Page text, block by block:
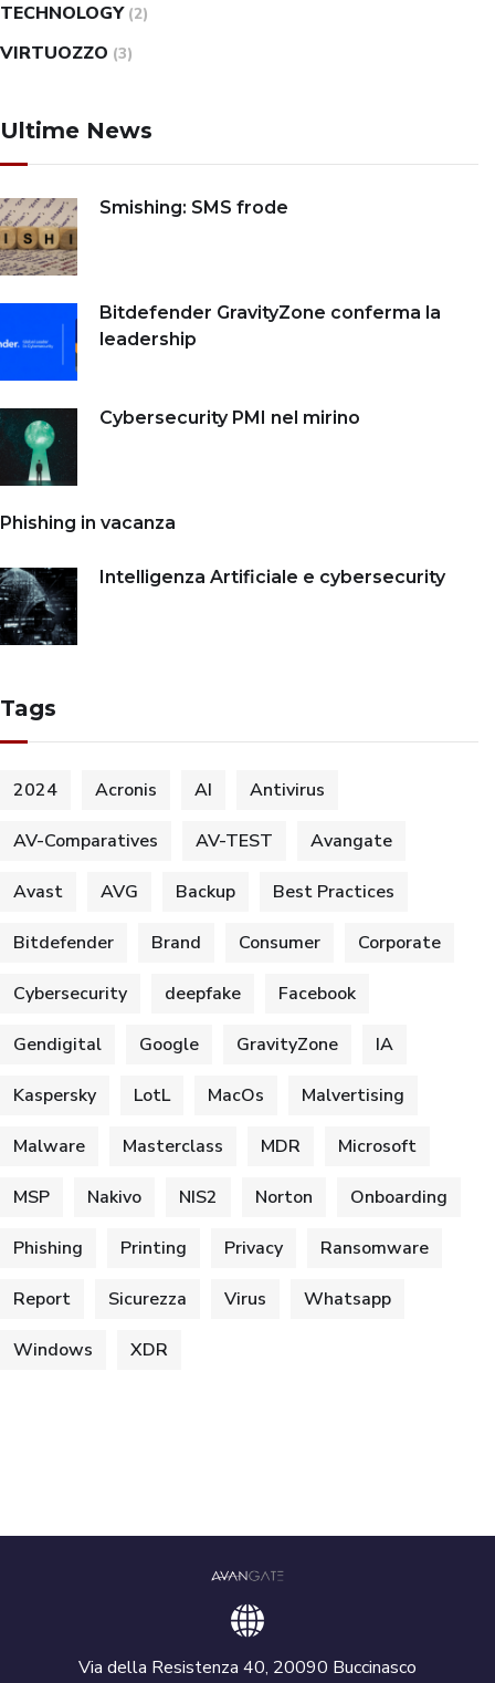
TECHNOLOGY (2)
VIRTUOZZO (3)
Ultime News
Smishing: SMS frode
Bitdefender GravityZone conferma la
leadership
Cybersecurity PMI nel mirino
Phishing in vacanza
Intelligenza Artificiale e cybersecurity
Tags
2024 Acronis AI Antivirus
AV-Comparatives AV-TEST Avangate
Avast AVG Backup Best Practices
Bitdefender Brand Consumer Corporate
Cybersecurity deepfake Facebook
Gendigital Google GravityZone IA
Kaspersky LotL MacOs Malvertising
Malware Masterclass MDR Microsoft
MSP Nakivo NIS2 Norton Onboarding
Phishing Printing Privacy Ransomware
Report Sicurezza Virus Whatsapp
Windows XDR
Via della Resistenza 40, 20090 Buccinasco